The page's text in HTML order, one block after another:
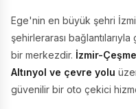
Ege'nin en büyük şehri
şehirlerarası
bir merkezdir. İzmir-
Altınyol ve çevre yolu
güvenilir bir oto çekici